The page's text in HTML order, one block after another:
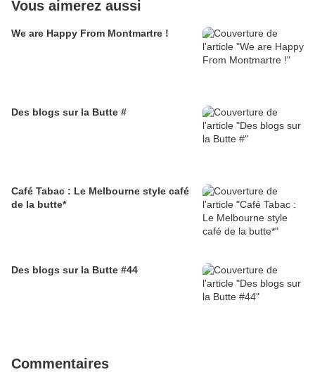
Vous aimerez aussi
We are Happy From Montmartre !
Des blogs sur la Butte #
Café Tabac : Le Melbourne style café
de la butte*
Des blogs sur la Butte #44
Commentaires